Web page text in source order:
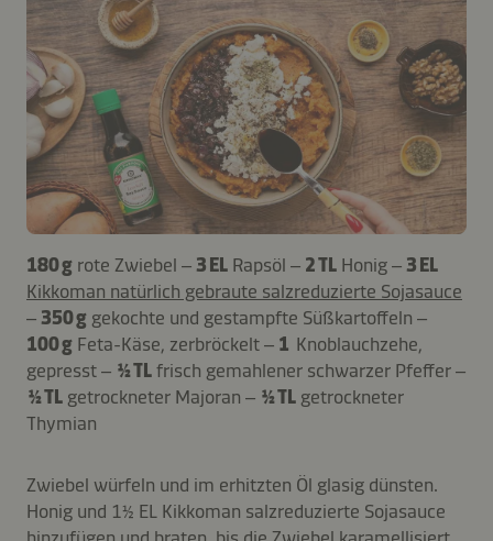
180 g rote Zwiebel – 3 EL Rapsöl – 2 TL Honig – 3 EL
Kikkoman natürlich gebraute salzreduzierte Sojasauce
– 350 g gekochte und gestampfte Süßkartoffeln –
100 g Feta-Käse, zerbröckelt – 1 Knoblauchzehe,
gepresst – ½ TLfrisch gemahlener schwarzer Pfeffer –
½ TL getrockneter Majoran – ½ TL getrockneter
Thymian
Zwiebel würfeln und im erhitzten Öl glasig dünsten.
Honig und 1½ EL Kikkoman salzreduzierte Sojasauce